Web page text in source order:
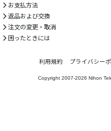
お支払方法
返品および交換
注文の変更・取消
困ったときには
利用規約 プライバシー
Copyright 2007-2026 Nihon